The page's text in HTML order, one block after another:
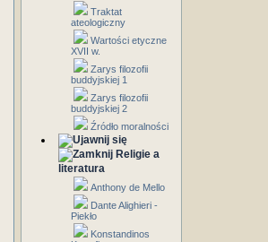
Traktat
ateologiczny
Wartości etyczne
XVII w.
Zarys filozofii
buddyjskiej 1
Zarys filozofii
buddyjskiej 2
Źródło moralności
Religie a
literatura
Anthony de Mello
Dante Alighieri -
Piekło
Konstandinos